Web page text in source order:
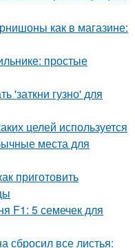
как в магазине:
простые
'заткни гузно' для
целей используется
места для
приготовить
F1: 5 семечек для
сбросил все листья: